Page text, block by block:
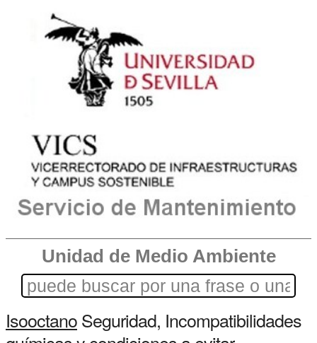
Unidad de Medio Ambiente
IsooctanoSeguridad, Incompatibilidades